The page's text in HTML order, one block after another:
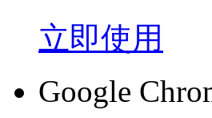
立即使用
Google